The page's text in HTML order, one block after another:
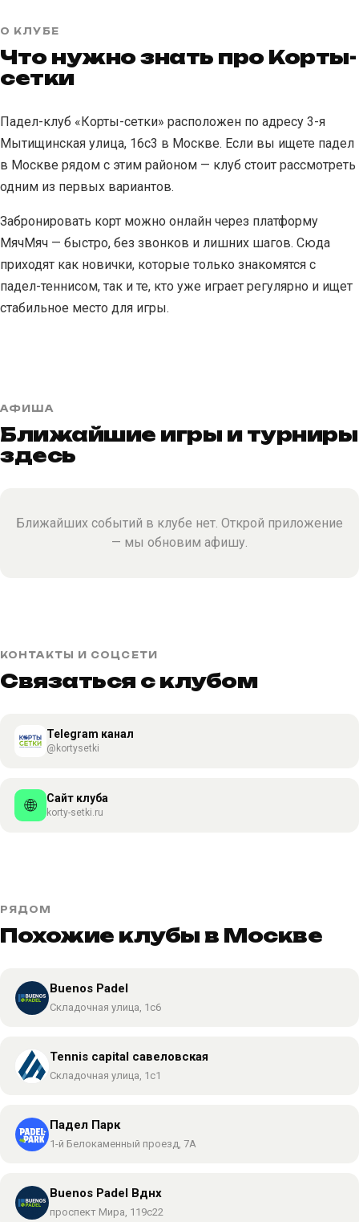
О КЛУБЕ
Что нужно знать про Корты-
сетки
Падел-клуб «Корты-сетки» расположен по адресу 3-я
Мытищинская улица, 16с3 в Москве. Если вы ищете падел
в Москве рядом с этим районом — клуб стоит рассмотреть
одним из первых вариантов.
Забронировать корт можно онлайн через платформу
МячМяч — быстро, без звонков и лишних шагов. Сюда
приходят как новички, которые только знакомятся с
падел-теннисом, так и те, кто уже играет регулярно и ищет
стабильное место для игры.
АФИША
Ближайшие игры и турниры
здесь
Ближайших событий в клубе нет. Открой приложение
— мы обновим афишу.
КОНТАКТЫ И СОЦСЕТИ
Связаться с клубом
Telegram канал
@kortysetki
🌐 Сайт клуба
korty-setki.ru
РЯДОМ
Похожие клубы в Москве
Buenos Padel
Складочная улица, 1с6
Tennis capital савеловская
Складочная улица, 1с1
Падел Парк
1-й Белокаменный проезд, 7А
Buenos Padel Вднх
проспект Мира, 119с22